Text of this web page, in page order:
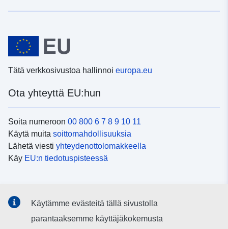
Tätä verkkosivustoa hallinnoi europa.eu
Ota yhteyttä EU:hun
Soita numeroon 00 800 6 7 8 9 10 11
Käytä muita soittomahdollisuuksia
Lähetä viesti yhteydenottolomakkeella
Käy EU:n tiedotuspisteessä
sosiaalisessa mediassa
Käytämme evästeitä tällä sivustolla
parantaaksemme käyttäjäkokemusta